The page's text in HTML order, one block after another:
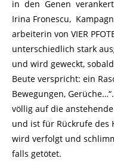
in den Genen
Irina Fronescu,
arbeiterin von VIER
unterschiedlich stark
und wird geweckt,
Beute verspricht: ein
Bewegungen,
völlig auf die anstehende
und ist für Rückrufe des
wird verfolgt und
falls getötet.